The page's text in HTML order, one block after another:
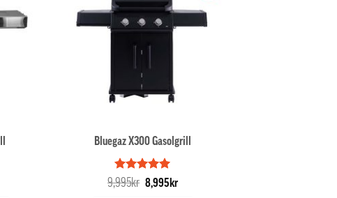
Bluegaz X300 Gasolgrill
Betygsatt5
9,995kr Det
8,995krDet